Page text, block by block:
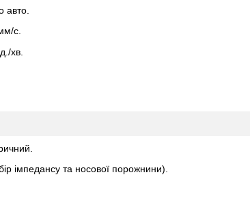
авто.
с.
хв.
імпедансу та носової порожнини).